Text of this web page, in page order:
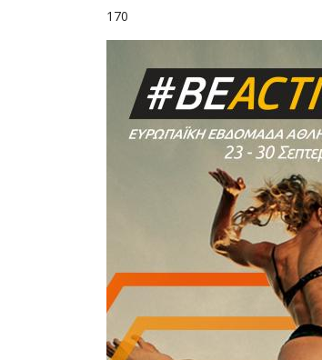
170